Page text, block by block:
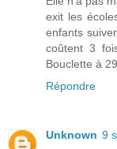
exit les
enfants
coûtent 3
Bouclette à
Répondre
Unknown 9